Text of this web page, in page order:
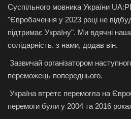
Суспільного мовника України
"Євробачення у 2023 році не
підтримає Україну". Ми вдячні
солідарність. з нами, додав він.
Зазвичай організатором
переможець попереднього.
Україна втретє перемогла на
перемоги були у 2004 та 2016